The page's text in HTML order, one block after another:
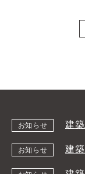
お知らせ 建
お知らせ 建